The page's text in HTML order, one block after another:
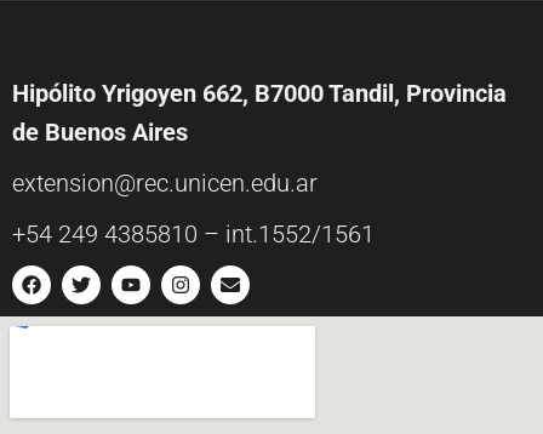
Hipólito Yrigoyen 662, B7000 Tandil, Provincia
de Buenos Aires
extension@rec.unicen.edu.ar
+54 249 4385810 – int.1552/1561